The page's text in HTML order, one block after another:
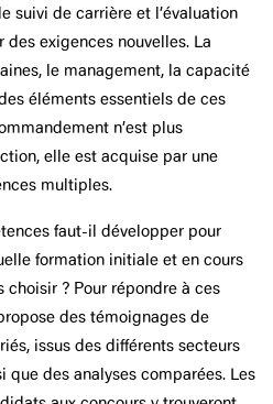
suivi de carrière et l’évaluation
exigences nouvelles. La
le management, la capacité
éléments essentiels de ces
n’est plus
elle est acquise par une
multiples.
faut-il développer pour
formation initiale et en cours
? Pour répondre à ces
des témoignages de
issus des différents secteurs
des analyses comparées. Les